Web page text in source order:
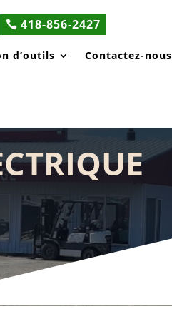
418-856-2427
d’outils Contactez-nous